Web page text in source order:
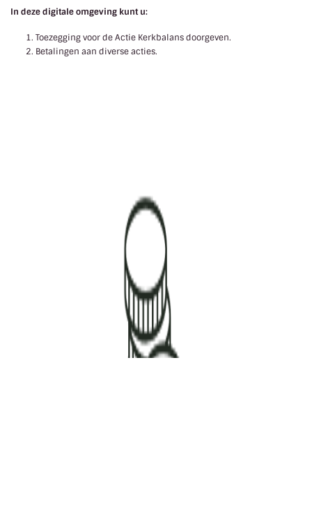
In deze digitale omgeving kunt u:
Toezegging voor de Actie Kerkbalans doorgeven.
Betalingen aan diverse acties.